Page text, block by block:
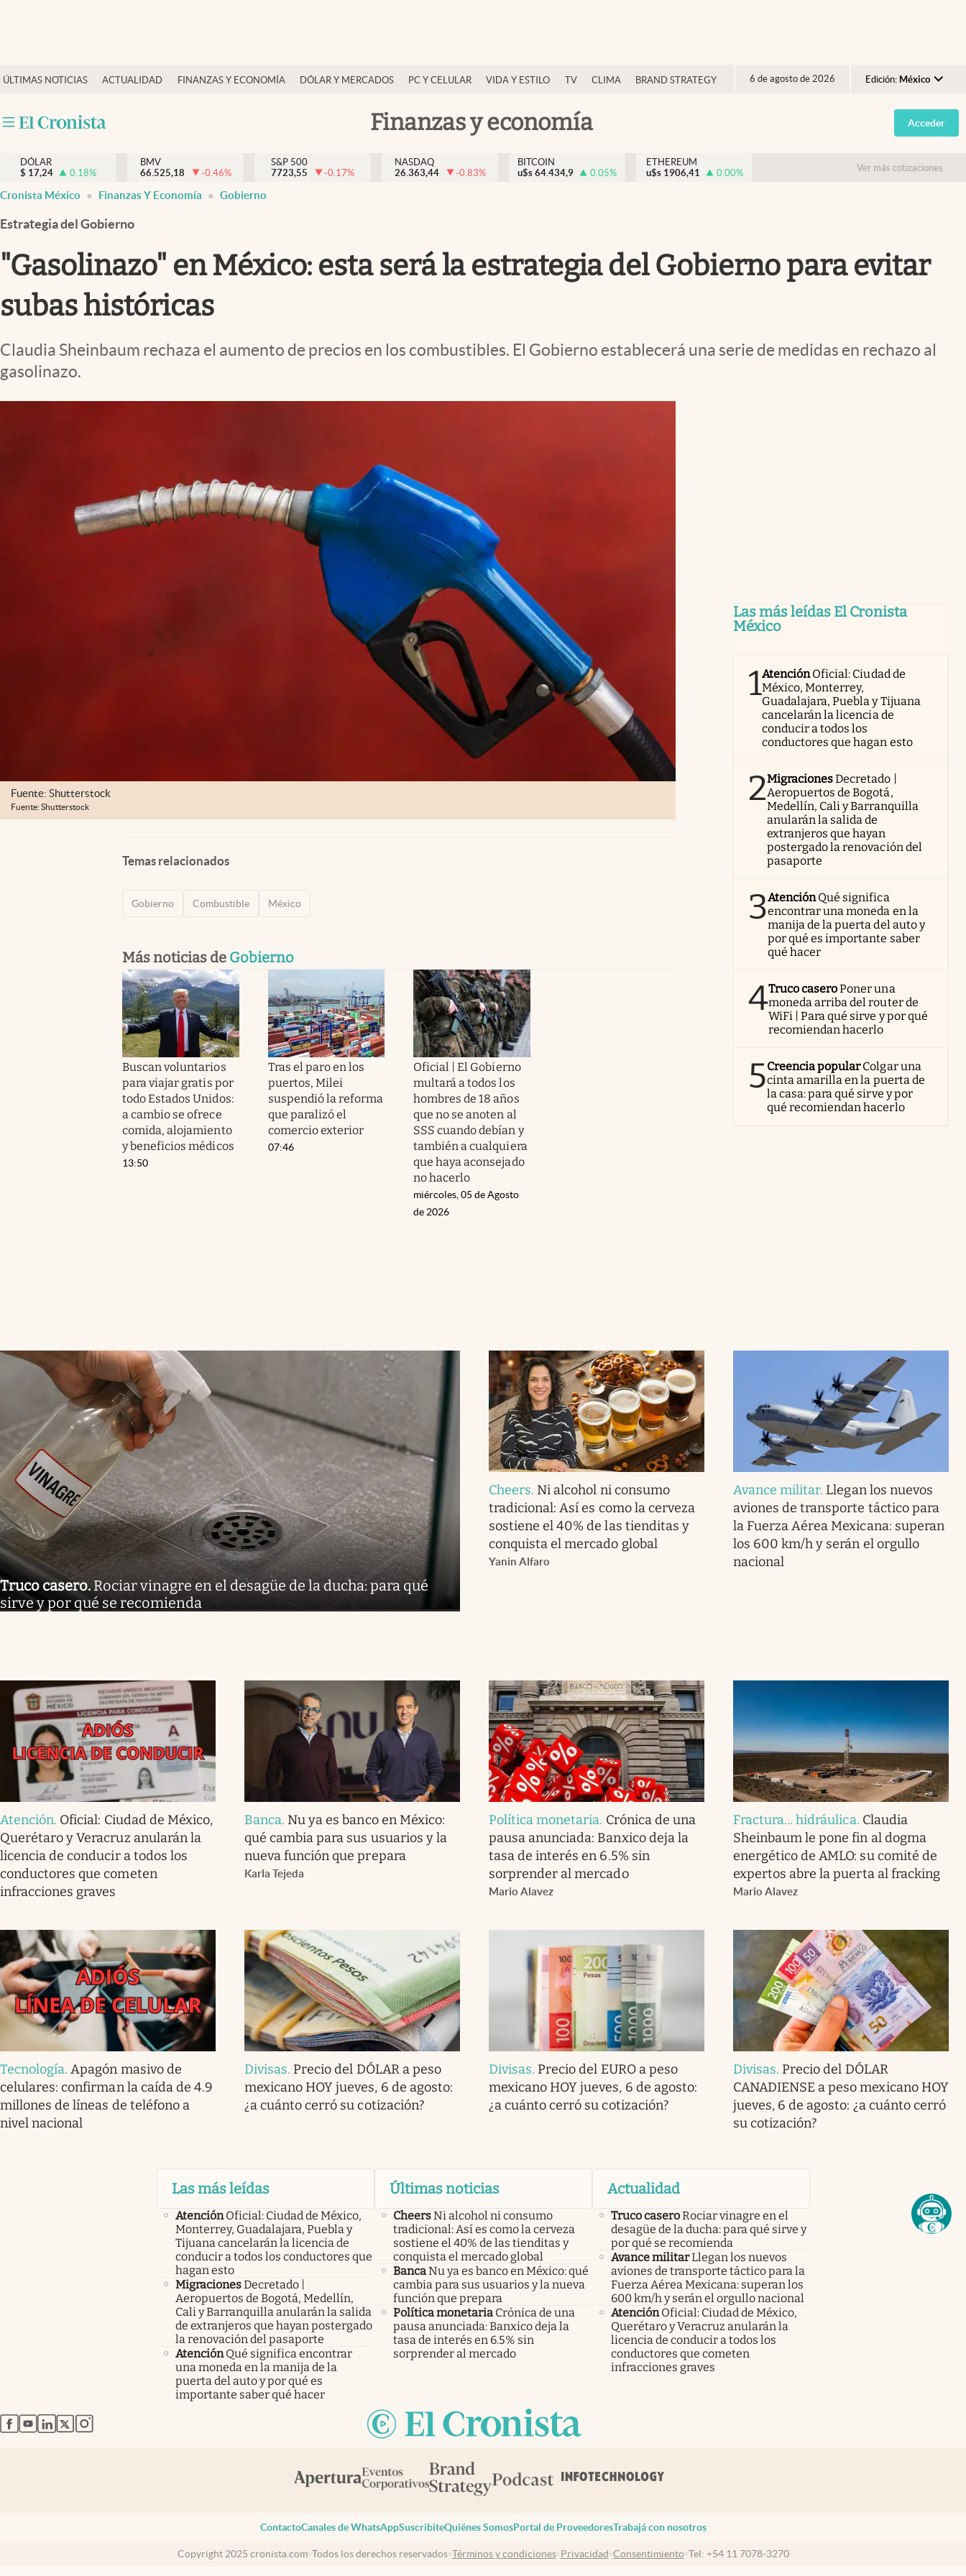
ÚLTIMAS NOTICIAS ACTUALIDAD FINANZAS Y ECONOMÍA DÓLAR Y MERCADOS PC Y CELULAR VIDA Y ESTILO TV CLIMA BRAND STRATEGY 6 de agosto de 2026 Edición: México
Argentina
España
USA
Finanzas y economía
Actualidad
Internacionales
Opinión
Brand Strategy
Vida y estilo
Tv
Espiritualidad
Acceder
DÓLAR
$ 17,24 0.18%
BMV
66.525,18
-0.46%
S&P 500
7723,55
-0.17%
NASDAQ
26.363,44
-0.83%
BITCOIN
u$s 64.434,9 0.05%
ETHEREUM
u$s 1906,41 0.00% Ver más cotizaciones
Cronista México Finanzas Y Economía Gobierno
Estrategia del Gobierno
"Gasolinazo" en México: esta será la estrategia del Gobierno para evitar
subas históricas
Claudia Sheinbaum rechaza el aumento de precios en los combustibles. El Gobierno establecerá una serie de medidas en rechazo al
gasolinazo.
Fuente: Shutterstock
Fuente: Shutterstock
Temas relacionados
Gobierno Combustible México
Más noticias de Gobierno
Buscan voluntarios
para viajar gratis por
todo Estados Unidos:
a cambio se ofrece
comida, alojamiento
y beneficios médicos
13:50
Tras el paro en los
puertos, Milei
suspendió la reforma
que paralizó el
comercio exterior
07:46
Oficial | El Gobierno
multará a todos los
hombres de 18 años
que no se anoten al
SSS cuando debían y
también a cualquiera
que haya aconsejado
no hacerlo
miércoles, 05 de Agosto
de 2026
Las más leídas El Cronista
México
1AtenciónOficial: Ciudad de
México, Monterrey,
Guadalajara, Puebla y Tijuana
cancelarán la licencia de
conducir a todos los
conductores que hagan esto
2MigracionesDecretado |
Aeropuertos de Bogotá,
Medellín, Cali y Barranquilla
anularán la salida de
extranjeros que hayan
postergado la renovación del
pasaporte
3AtenciónQué significa
encontrar una moneda en la
manija de la puerta del auto y
por qué es importante saber
qué hacer
4Truco caseroPoner una
moneda arriba del router de
WiFi | Para qué sirve y por qué
recomiendan hacerlo
5Creencia popularColgar una
cinta amarilla en la puerta de
la casa: para qué sirve y por
qué recomiendan hacerlo
Truco casero. Rociar vinagre en el desagüe de la ducha: para qué
sirve y por qué se recomienda
Cheers. Ni alcohol ni consumo
tradicional: Así es como la cerveza
sostiene el 40% de las tienditas y
conquista el mercado global
Yanin Alfaro
Avance militar. Llegan los nuevos
aviones de transporte táctico para
la Fuerza Aérea Mexicana: superan
los 600 km/h y serán el orgullo
nacional
Atención. Oficial: Ciudad de México,
Querétaro y Veracruz anularán la
licencia de conducir a todos los
conductores que cometen
infracciones graves
Banca. Nu ya es banco en México:
qué cambia para sus usuarios y la
nueva función que prepara
Karla Tejeda
Política monetaria. Crónica de una
pausa anunciada: Banxico deja la
tasa de interés en 6.5% sin
sorprender al mercado
Mario Alavez
Fractura... hidráulica. Claudia
Sheinbaum le pone fin al dogma
energético de AMLO: su comité de
expertos abre la puerta al fracking
Mario Alavez
Tecnología.Apagón masivo de
celulares: confirman la caída de 4.9
millones de líneas de teléfono a
nivel nacional
Divisas. Precio del DÓLAR a peso
mexicano HOY jueves, 6 de agosto:
¿a cuánto cerró su cotización?
Divisas. Precio del EURO a peso
mexicano HOY jueves, 6 de agosto:
¿a cuánto cerró su cotización?
Divisas. Precio del DÓLAR
CANADIENSE a peso mexicano HOY
jueves, 6 de agosto: ¿a cuánto cerró
su cotización?
Las más leídas
Atención Oficial: Ciudad de México,
Monterrey, Guadalajara, Puebla y
Tijuana cancelarán la licencia de
conducir a todos los conductores que
hagan esto
MigracionesDecretado |
Aeropuertos de Bogotá, Medellín,
Cali y Barranquilla anularán la salida
de extranjeros que hayan postergado
la renovación del pasaporte
Atención Qué significa encontrar
una moneda en la manija de la
puerta del auto y por qué es
importante saber qué hacer
Últimas noticias
CheersNi alcohol ni consumo
tradicional: Así es como la cerveza
sostiene el 40% de las tienditas y
conquista el mercado global
BancaNu ya es banco en México: qué
cambia para sus usuarios y la nueva
función que prepara
Política monetaria Crónica de una
pausa anunciada: Banxico deja la
tasa de interés en 6.5% sin
sorprender al mercado
Actualidad
Truco caseroRociar vinagre en el
desagüe de la ducha: para qué sirve y
por qué se recomienda
Avance militarLlegan los nuevos
aviones de transporte táctico para la
Fuerza Aérea Mexicana: superan los
600 km/h y serán el orgullo nacional
Atención Oficial: Ciudad de México,
Querétaro y Veracruz anularán la
licencia de conducir a todos los
conductores que cometen
infracciones graves
abre en nueva pestaña
abre en nueva pestaña
abre en nueva pestaña
abre en nueva pestaña
abre en nueva pestaña
ContactoCanales de WhatsAppSuscribiteQuiénes SomosPortal de ProveedoresTrabajá con nosotros
Copyright 2025 cronista.com Todos los derechos reservados Términos y condiciones Privacidad Consentimiento Tel: +54 11 7078-3270